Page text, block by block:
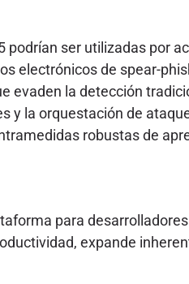
podrían ser utilizadas por
electrónicos de spear-
evaden la detección
y la orquestación de
robustas de
para desarrolladores
expande